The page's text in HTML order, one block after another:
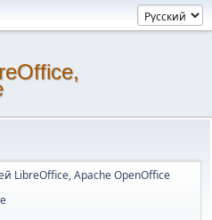
LibreOffice, Apache OpenOffice